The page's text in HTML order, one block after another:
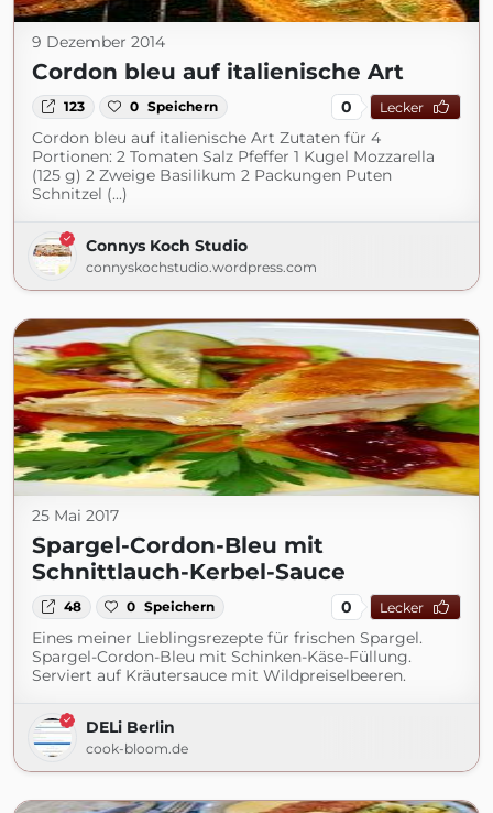
9 Dezember 2014
Cordon bleu auf italienische Art
123 0 Speichern 0 Lecker
Cordon bleu auf italienische Art Zutaten für 4
Portionen: 2 Tomaten Salz Pfeffer 1 Kugel Mozzarella
(125 g) 2 Zweige Basilikum 2 Packungen Puten
Schnitzel (...)
Connys Koch Studio
connyskochstudio.wordpress.com
25 Mai 2017
Spargel-Cordon-Bleu mit
Schnittlauch-Kerbel-Sauce
48 0 Speichern 0 Lecker
Eines meiner Lieblingsrezepte für frischen Spargel.
Spargel-Cordon-Bleu mit Schinken-Käse-Füllung.
Serviert auf Kräutersauce mit Wildpreiselbeeren.
DELi Berlin
cook-bloom.de